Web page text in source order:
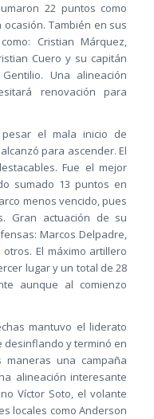
22 puntos como
También en sus
Cristian Márquez,
Cuero y su capitán
Una alineación
renovación para
el mala inicio de
para ascender. El
Fue el mejor
sumado 13 puntos en
menos vencido, pues
Gran actuación de su
Marcos Delpadre,
El máximo artillero
lugar y un total de 28
aunque al comienzo
mantuvo el liderato
y terminó en
una campaña
alineación interesante
Víctor Soto, el volante
locales como Anderson